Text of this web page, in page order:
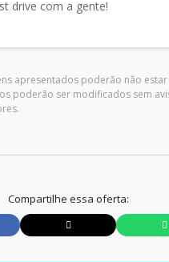
drive com a gente!
apresentados poderão não
poderão ser modificados sem
Compartilhe essa oferta: